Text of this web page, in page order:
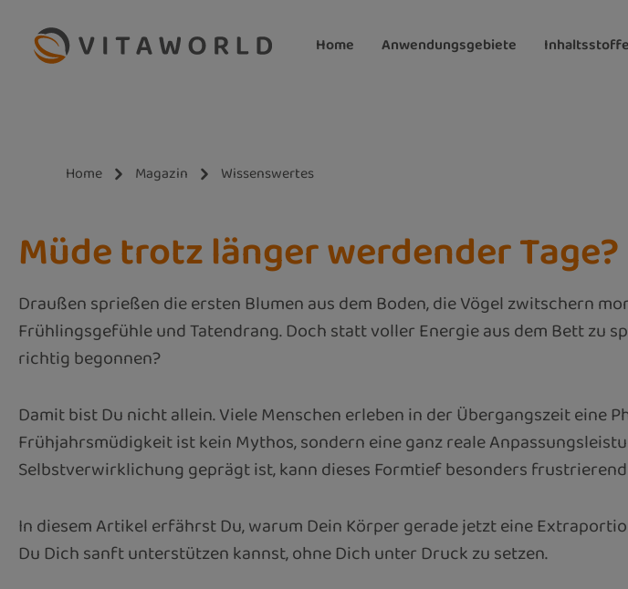
Hauptinhalt springen
Zur Suche springen
Zur Hauptnavigation springen
Home Anwendungsgebiete Inhaltsstoffe
Home Magazin Wissenswertes
Müde trotz länger werdender Tage?
Draußen sprießen die ersten Blumen aus dem Boden, die Vögel zwitschern
Frühlingsgefühle und Tatendrang. Doch statt voller Energie aus dem Bett zu
richtig begonnen?
Damit bist Du nicht allein. Viele Menschen erleben in der Übergangszeit eine
Frühjahrsmüdigkeit ist kein Mythos, sondern eine ganz reale
Selbstverwirklichung geprägt ist, kann dieses Formtief besonders
In diesem Artikel erfährst Du, warum Dein Körper gerade jetzt eine
Du Dich sanft unterstützen kannst, ohne Dich unter Druck zu setzen.